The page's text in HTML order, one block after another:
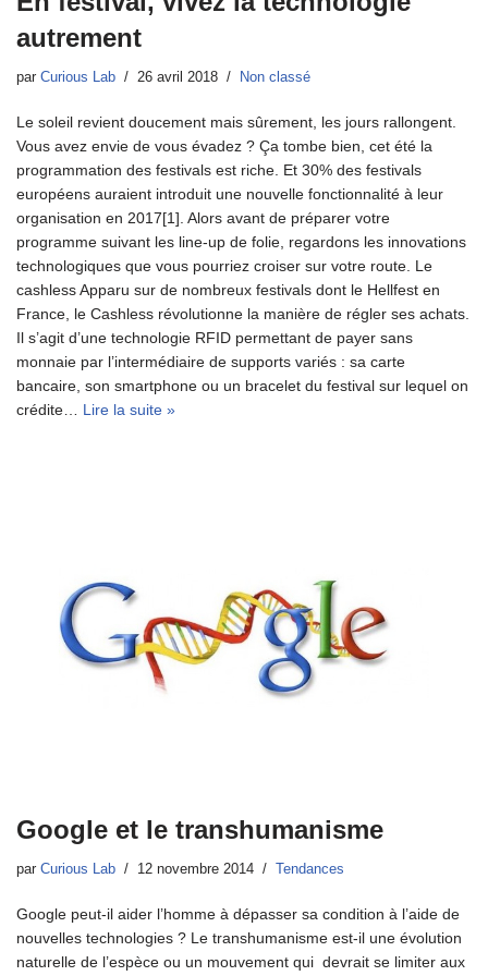
autrement
par Curious Lab 26 avril 2018 Non classé
Le soleil revient doucement mais sûrement, les jours rallongent.
Vous avez envie de vous évadez ? Ça tombe bien, cet été la
programmation des festivals est riche. Et 30% des festivals
européens auraient introduit une nouvelle fonctionnalité à leur
organisation en 2017[1]. Alors avant de préparer votre
programme suivant les line-up de folie, regardons les innovations
technologiques que vous pourriez croiser sur votre route. Le
cashless Apparu sur de nombreux festivals dont le Hellfest en
France, le Cashless révolutionne la manière de régler ses achats.
Il s’agit d’une technologie RFID permettant de payer sans
monnaie par l’intermédiaire de supports variés : sa carte
bancaire, son smartphone ou un bracelet du festival sur lequel on
crédite… Lire la suite »
Google et le transhumanisme
par Curious Lab 12 novembre 2014 Tendances
Google peut-il aider l’homme à dépasser sa condition à l’aide de
nouvelles technologies ? Le transhumanisme est-il une évolution
naturelle de l’espèce ou un mouvement qui devrait se limiter aux